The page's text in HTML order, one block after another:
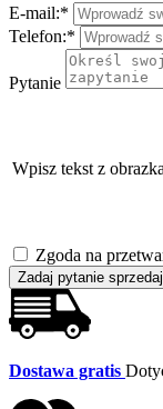
E-mail:*
Telefon:*
Pytanie
Wpisz tekst z
Zgoda na
Zadaj pytanie
Dostawa gratis